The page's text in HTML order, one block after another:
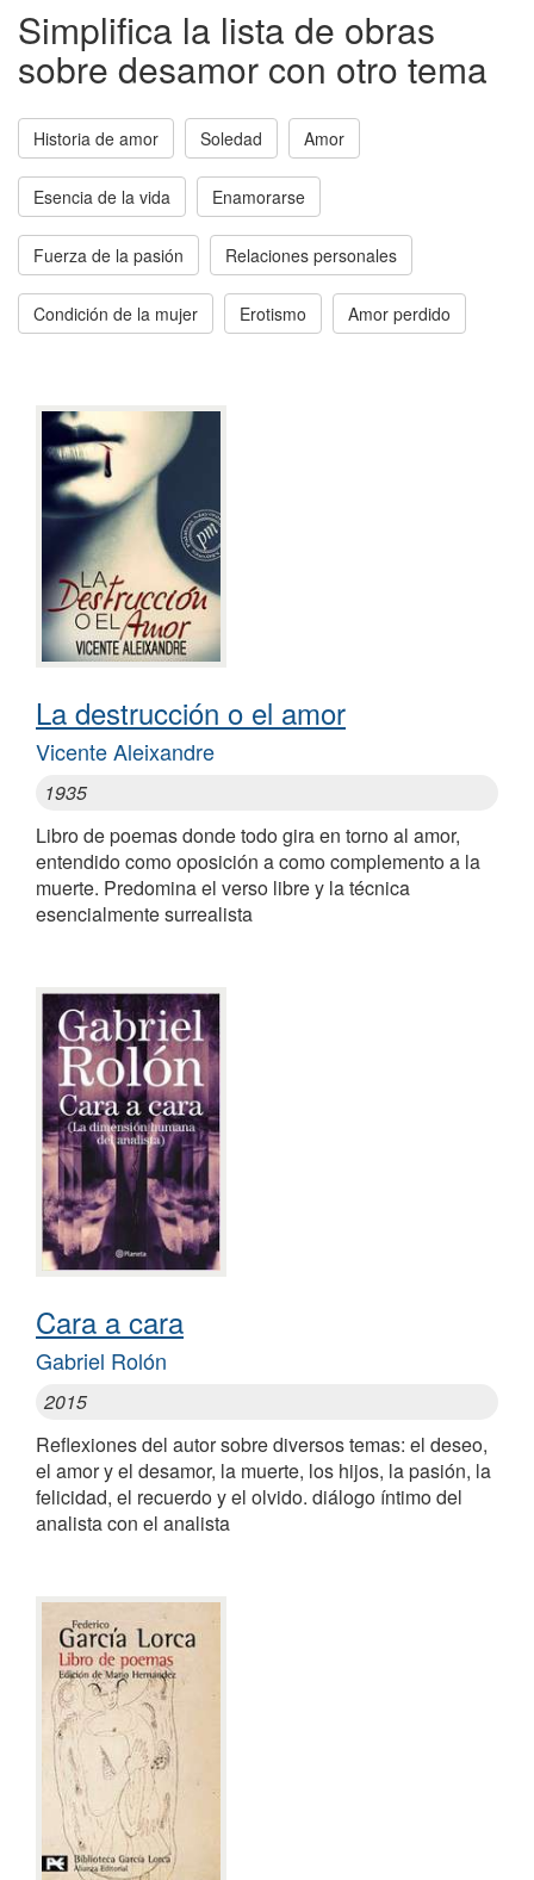
Simplifica la lista de obras
sobre desamor con otro tema
Historia de amor Soledad Amor
Esencia de la vida Enamorarse
Fuerza de la pasión Relaciones personales
Condición de la mujer Erotismo Amor perdido
La destrucción o el amor
Vicente Aleixandre
1935
Libro de poemas donde todo gira en torno al amor,
entendido como oposición a como complemento a la
muerte. Predomina el verso libre y la técnica
esencialmente surrealista
Cara a cara
Gabriel Rolón
2015
Reflexiones del autor sobre diversos temas: el deseo,
el amor y el desamor, la muerte, los hijos, la pasión, la
felicidad, el recuerdo y el olvido. diálogo íntimo del
analista con el analista